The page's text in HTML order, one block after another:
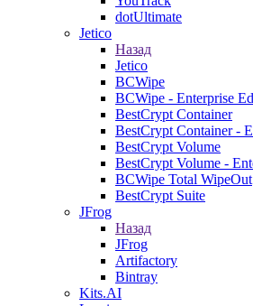
dotUltimate
Jetico
Назад
Jetico
BCWipe
BCWipe - Enterprise
BestCrypt Container
BestCrypt Container -
BestCrypt Volume
BestCrypt Volume -
BCWipe Total WipeOut
BestCrypt Suite
JFrog
Назад
JFrog
Artifactory
Bintray
Kits.AI